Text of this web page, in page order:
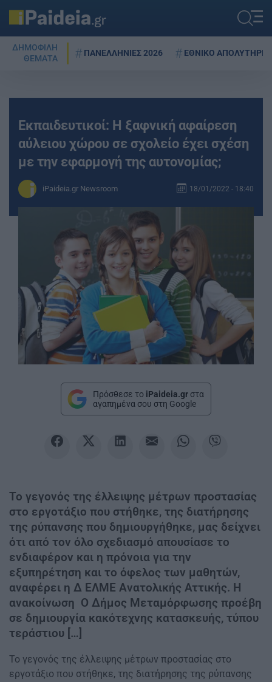
ΔΗΜΟΦΙΛΗ
ΘΕΜΑΤΑ
ΠΑΝΕΛΛΗΝΙΕΣ 2026 ΕΘΝΙΚΟ ΑΠΟΛΥΤΗΡΙΟ
Εκπαιδευτικοί: Η ξαφνική αφαίρεση
αύλειου χώρου σε σχολείο έχει σχέση
με την εφαρμογή της αυτονομίας;
iPaideia.gr Newsroom 18/01/2022 - 18:40
Πρόσθεσε το iPaideia.gr στα
αγαπημένα σου στη Google
Το γεγονός της έλλειψης μέτρων προστασίας
στο εργοτάξιο που στήθηκε, της διατήρησης
της ρύπανσης που δημιουργήθηκε, μας δείχνει
ότι από τον όλο σχεδιασμό απουσίασε το
ενδιαφέρον και η πρόνοια για την
εξυπηρέτηση και το όφελος των μαθητών,
αναφέρει η Δ ΕΛΜΕ Ανατολικής Αττικής. Η
ανακοίνωση Ο Δήμος Μεταμόρφωσης προέβη
σε δημιουργία κακότεχνης κατασκευής, τύπου
τεράστιου […]
Το γεγονός της έλλειψης μέτρων προστασίας στο
εργοτάξιο που στήθηκε, της διατήρησης της ρύπανσης